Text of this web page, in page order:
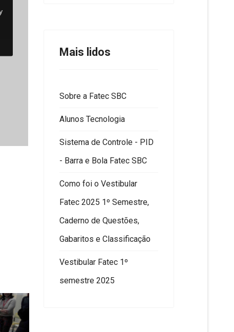
Mais lidos
Sobre a Fatec SBC
Alunos Tecnologia
Sistema de Controle - PID
- Barra e Bola Fatec SBC
Como foi o Vestibular
Fatec 2025 1º Semestre,
Caderno de Questões,
Gabaritos e Classificação
Vestibular Fatec 1º
semestre 2025